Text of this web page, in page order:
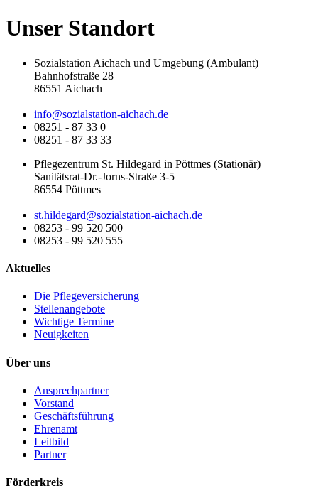
Unser Standort
Sozialstation Aichach und Umgebung (Ambulant)
Bahnhofstraße 28
86551 Aichach
info@sozialstation-aichach.de
08251 - 87 33 0
08251 - 87 33 33
Pflegezentrum St. Hildegard in Pöttmes (Stationär)
Sanitätsrat-Dr.-Jorns-Straße 3-5
86554 Pöttmes
st.hildegard@sozialstation-aichach.de
08253 - 99 520 500
08253 - 99 520 555
Aktuelles
Die Pflegeversicherung
Stellenangebote
Wichtige Termine
Neuigkeiten
Über uns
Ansprechpartner
Vorstand
Geschäftsführung
Ehrenamt
Leitbild
Partner
Förderkreis